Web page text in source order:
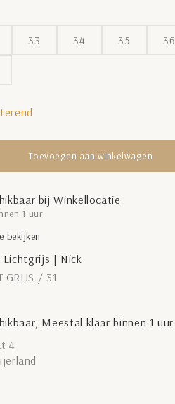
33 34 35 36
Toevoegen aan winkelwagen
bij Winkellocatie
1 uur
bekijken
Lichtgrijs | Nick
GRIJS / 31
Meestal klaar binnen 1 uur
4